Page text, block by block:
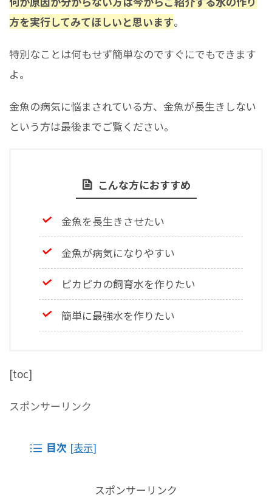
方を実行してみてほしいと思います。
特別なことは何もせず簡単なのですぐにでもできます
よ。
金魚の病気に悩まされている方、金魚が長生きしない
という方は最後までご覧ください。
こんな方におすすめ
金魚を長生きさせたい
金魚が病気になりやすい
ピカピカの飼育水を作りたい
簡単に最強水を作りたい
[toc]
スポンサーリンク
目次 [表示]
スポンサーリンク